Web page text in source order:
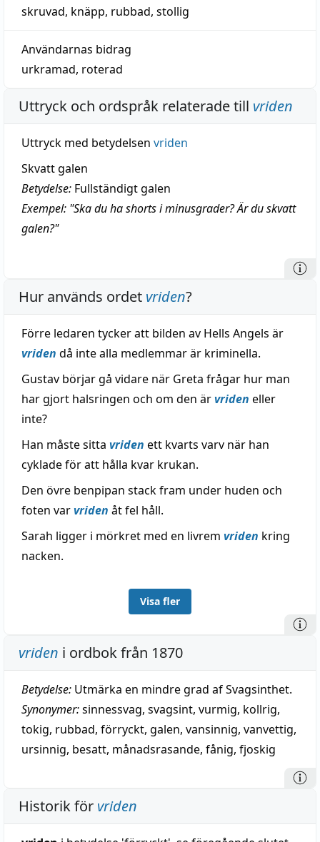
skruvad, knäpp, rubbad, stollig
Användarnas bidrag
urkramad, roterad
Uttryck och ordspråk relaterade till vriden
Uttryck med betydelsen vriden
Skvatt galen
Betydelse: Fullständigt galen
Exempel: "Ska du ha shorts i minusgrader? Är du skvatt
galen?"
Hur används ordet vriden?
Förre ledaren tycker att bilden av Hells Angels är
vriden då inte alla medlemmar är kriminella.
Gustav börjar gå vidare när Greta frågar hur man
har gjort halsringen och om den ärvriden eller
inte?
Han måste sitta vriden ett kvarts varv när han
cyklade för att hålla kvar krukan.
Den övre benpipan stack fram under huden och
foten varvriden åt fel håll.
Sarah ligger i mörkret med en livrem vriden kring
nacken.
Visa fler
vriden i ordbok från 1870
Betydelse: Utmärka en mindre grad af Svagsinthet.
Synonymer:sinnessvag, svagsint, vurmig, kollrig,
tokig, rubbad, förryckt, galen, vansinnig, vanvettig,
ursinnig, besatt, månadsrasande, fånig, fjoskig
Historik för vriden